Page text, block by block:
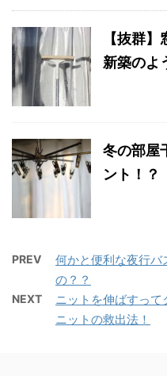
【抜群
新築のよ
冬の部屋
ント！？
PREV
何かと便利な夜行バ
の？？
NEXT
ニットを伸ばすっ
ニットの救出法！